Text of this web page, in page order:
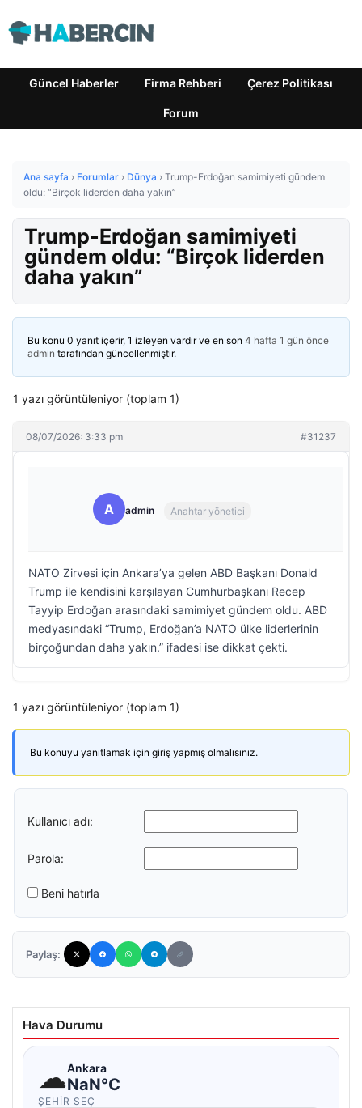
Güncel Haberler Firma Rehberi Çerez Politikası
Forum
Ana sayfa › Forumlar › Dünya › Trump-Erdoğan samimiyeti gündem
oldu: “Birçok liderden daha yakın”
Trump-Erdoğan samimiyeti
gündem oldu: “Birçok liderden
daha yakın”
Bu konu 0 yanıt içerir, 1 izleyen vardır ve en son 4 hafta 1 gün önce
admin tarafından güncellenmiştir.
1 yazı görüntüleniyor (toplam 1)
08/07/2026: 3:33 pm #31237
A admin Anahtar yönetici
NATO Zirvesi için Ankara’ya gelen ABD Başkanı Donald
Trump ile kendisini karşılayan Cumhurbaşkanı Recep
Tayyip Erdoğan arasındaki samimiyet gündem oldu. ABD
medyasındaki “Trump, Erdoğan’a NATO ülke liderlerinin
birçoğundan daha yakın.” ifadesi ise dikkat çekti.
1 yazı görüntüleniyor (toplam 1)
Bu konuyu yanıtlamak için giriş yapmış olmalısınız.
Kullanıcı adı:
Parola:
Beni hatırla
Paylaş:
Hava Durumu
☁Ankara
NaN°C
ŞEHIR SEÇ